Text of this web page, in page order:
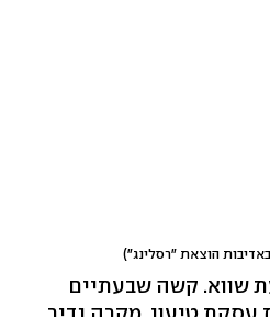
הוצאת "רסלינג")
שווא. קשה שבעתיים